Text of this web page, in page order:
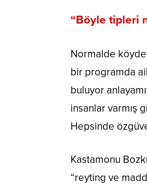
“Böyle tipleri
Normalde köyde
bir programda
buluyor
insanlar varmış
Hepsinde
Kastamonu
“reyting ve